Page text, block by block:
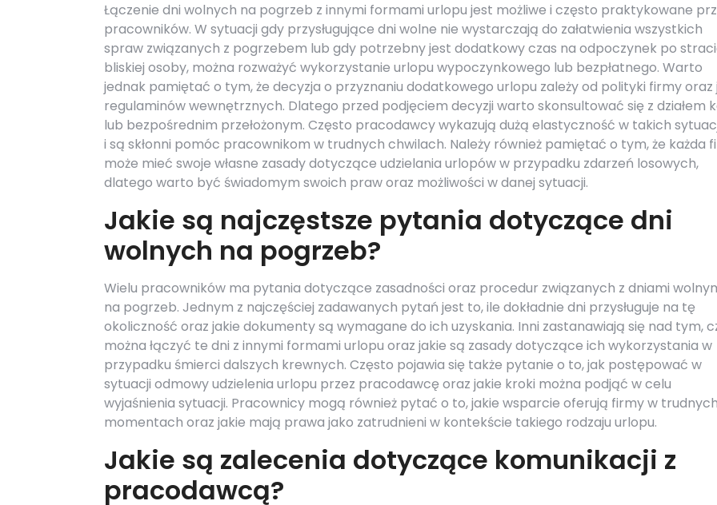
Łączenie dni wolnych na pogrzeb z innymi formami urlopu jest możliwe i często praktykowane
pracowników. W sytuacji gdy przysługujące dni wolne nie wystarczają do załatwienia wszystkich
spraw związanych z pogrzebem lub gdy potrzebny jest dodatkowy czas na odpoczynek po
bliskiej osoby, można rozważyć wykorzystanie urlopu wypoczynkowego lub bezpłatnego. Warto
jednak pamiętać o tym, że decyzja o przyznaniu dodatkowego urlopu zależy od polityki firmy oraz
regulaminów wewnętrznych. Dlatego przed podjęciem decyzji warto skonsultować się z działem
lub bezpośrednim przełożonym. Często pracodawcy wykazują dużą elastyczność w takich
i są skłonni pomóc pracownikom w trudnych chwilach. Należy również pamiętać o tym, że każda
może mieć swoje własne zasady dotyczące udzielania urlopów w przypadku zdarzeń losowych,
dlatego warto być świadomym swoich praw oraz możliwości w danej sytuacji.
Jakie są najczęstsze pytania dotyczące dni
wolnych na pogrzeb?
Wielu pracowników ma pytania dotyczące zasadności oraz procedur związanych z dniami
na pogrzeb. Jednym z najczęściej zadawanych pytań jest to, ile dokładnie dni przysługuje na tę
okoliczność oraz jakie dokumenty są wymagane do ich uzyskania. Inni zastanawiają się nad tym,
można łączyć te dni z innymi formami urlopu oraz jakie są zasady dotyczące ich wykorzystania w
przypadku śmierci dalszych krewnych. Często pojawia się także pytanie o to, jak postępować w
sytuacji odmowy udzielenia urlopu przez pracodawcę oraz jakie kroki można podjąć w celu
wyjaśnienia sytuacji. Pracownicy mogą również pytać o to, jakie wsparcie oferują firmy w trudnych
momentach oraz jakie mają prawa jako zatrudnieni w kontekście takiego rodzaju urlopu.
Jakie są zalecenia dotyczące komunikacji z
pracodawcą?